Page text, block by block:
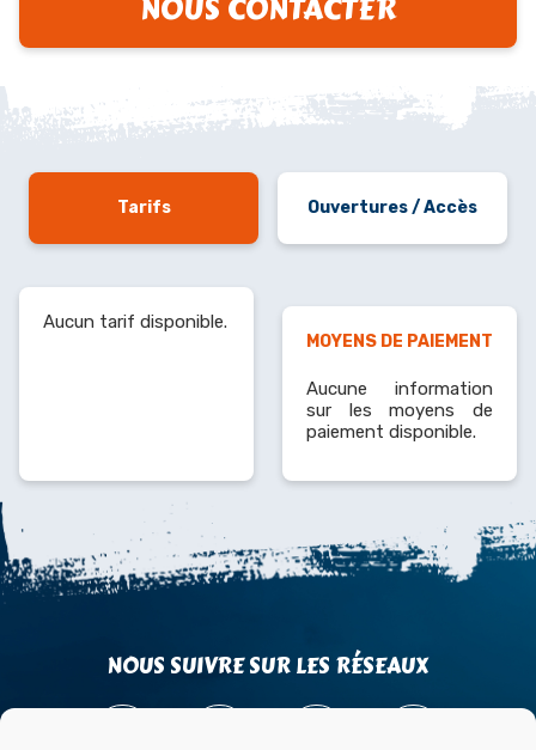
Tarifs Ouvertures / Accès
Aucun tarif disponible.
MOYENS DE PAIEMENT
Aucune information
sur les moyens de
paiement disponible.
NOUS SUIVRE SUR LES RÉSEAUX